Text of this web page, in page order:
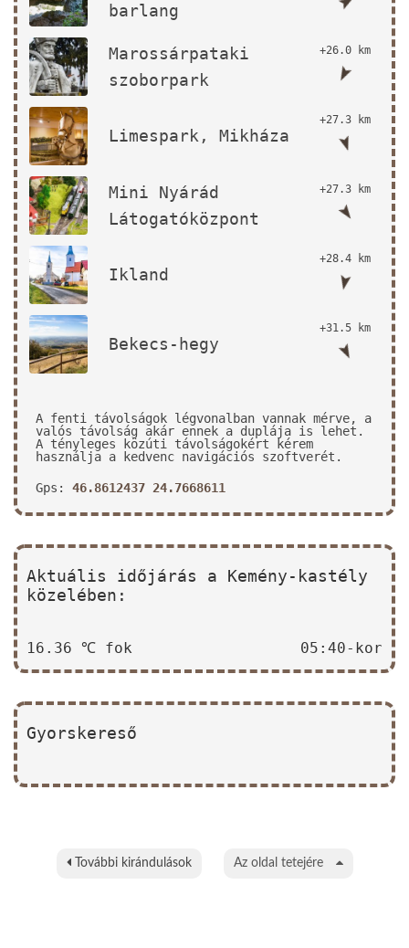
barlang
Marossárpataki
szoborpark
+26.0 km
Limespark, Mikháza
+27.3 km
Mini Nyárád
Látogatóközpont
+27.3 km
Ikland
+28.4 km
Bekecs-hegy
+31.5 km
A fenti távolságok légvonalban vannak mérve, a
valós távolság akár ennek a duplája is lehet.
A tényleges közúti távolságokért kérem
használja a kedvenc navigációs szoftverét.
Gps: 46.8612437 24.7668611
Aktuális időjárás a Kemény-kastély
közelében:
16.36 ℃ fok 05:40-kor
Gyorskereső
További kirándulások Az oldal tetejére